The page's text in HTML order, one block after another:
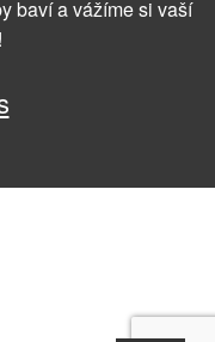
baví a vážíme si vaší